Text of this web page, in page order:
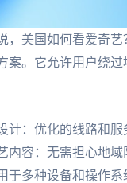
，美国如何看爱奇
案。它允许用户绕
计：优化的线路和服
内容：无需担心地域
于多种设备和操作系